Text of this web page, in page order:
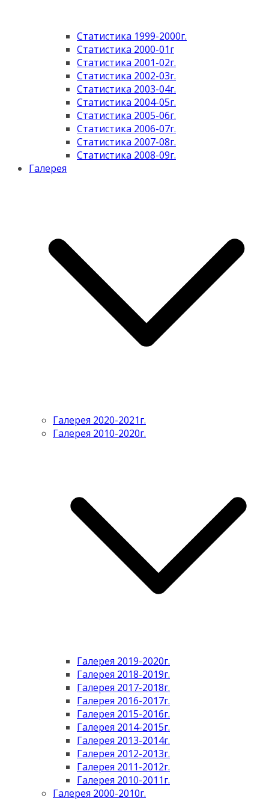
Статистика 1999-2000г.
Статистика 2000-01г
Статистика 2001-02г.
Статистика 2002-03г.
Статистика 2003-04г.
Статистика 2004-05г.
Статистика 2005-06г.
Статистика 2006-07г.
Статистика 2007-08г.
Статистика 2008-09г.
Галерея
Галерея 2020-2021г.
Галерея 2010-2020г.
Галерея 2019-2020г.
Галерея 2018-2019г.
Галерея 2017-2018г.
Галерея 2016-2017г.
Галерея 2015-2016г.
Галерея 2014-2015г.
Галерея 2013-2014г.
Галерея 2012-2013г.
Галерея 2011-2012г.
Галерея 2010-2011г.
Галерея 2000-2010г.